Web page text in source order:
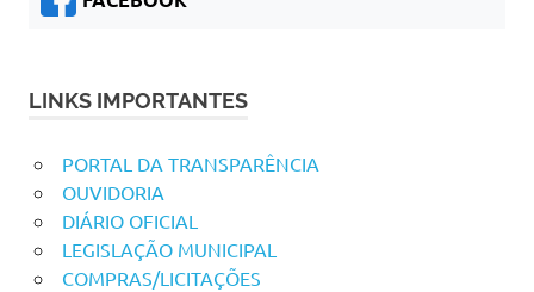
LINKS IMPORTANTES
PORTAL DA TRANSPARÊNCIA
OUVIDORIA
DIÁRIO OFICIAL
LEGISLAÇÃO MUNICIPAL
COMPRAS/LICITAÇÕES